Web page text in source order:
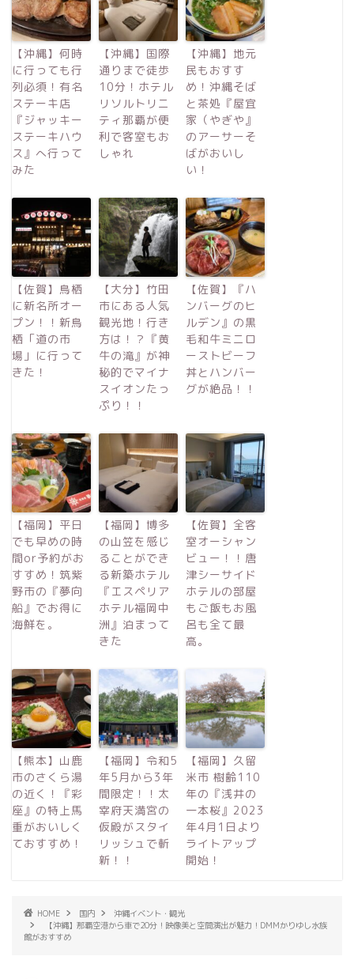
【沖縄】何時
に行っても行
列必須！有名
ステーキ店
『ジャッキー
ステーキハウ
ス』へ行って
みた
【沖縄】国際
通りまで徒歩
10分！ホテル
リソルトリニ
ティ那覇が便
利で客室もお
しゃれ
【沖縄】地元
民もおすす
め！沖縄そば
と茶処『屋宜
家（やぎや』
のアーサーそ
ばがおいし
い！
【佐賀】鳥栖
に新名所オー
プン！！新鳥
栖「道の市
場」に行って
きた！
【大分】竹田
市にある人気
観光地！行き
方は！？『黄
牛の滝』が神
秘的でマイナ
スイオンたっ
ぷり！！
【佐賀】『ハ
ンバーグのヒ
ルデン』の黒
毛和牛ミニロ
ーストビーフ
丼とハンバー
グが絶品！！
【福岡】平日
でも早めの時
間or予約がお
すすめ！筑紫
野市の『夢向
船』でお得に
海鮮を。
【福岡】博多
の山笠を感じ
ることができ
る新築ホテル
『エスペリア
ホテル福岡中
洲』泊まって
きた
【佐賀】全客
室オーシャン
ビュー！！唐
津シーサイド
ホテルの部屋
もご飯もお風
呂も全て最
高。
【熊本】山鹿
市のさくら湯
の近く！『彩
座』の特上馬
重がおいしく
ておすすめ！
【福岡】令和5
年5月から3年
間限定！！太
宰府天満宮の
仮殿がスタイ
リッシュで斬
新！！
【福岡】久留
米市 樹齢110
年の『浅井の
一本桜』2023
年4月1日より
ライトアップ
開始！
HOME 国内
沖縄イベント・観光
【沖縄】那覇空港から車で20分！映像美と空間演出が魅力！DMMかりゆし水族
館がおすすめ